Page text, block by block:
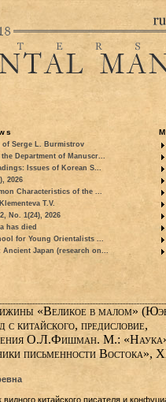
of Serge L. Burmistrov
Department of Manuscr...
Issues of Korean S...
2026
Characteristics of the ...
T.V.
No. 1(24), 2026
has died
for Young Orientalists ...
Ancient Japan (research on...
«Великое в малом»
с китайского, предисловие,
О.Л.Фишман. М.:
письменности Востока»,
китайского писателя и